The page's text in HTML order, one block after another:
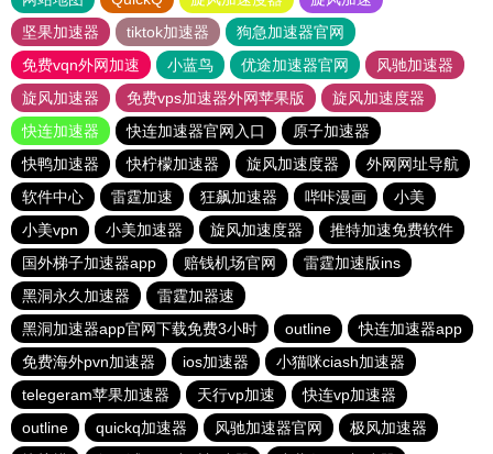
坚果加速器
tiktok加速器
狗急加速器官网
免费vqn外网加速
小蓝鸟 优途加速器官网
风驰加速器
旋风加速器
免费vps加速器外网苹果版
旋风加速度器
快连加速器
快连加速器官网入口
原子加速器
快鸭加速器
快柠檬加速器 旋风加速度器
外网网址导航
软件中心
雷霆加速 狂飙加速器 哔咔漫画
小美
小美vpn
小美加速器 旋风加速度器
推特加速免费软件
国外梯子加速器app
赔钱机场官网
雷霆加速版ins
黑洞永久加速器
雷霆加器速
黑洞加速器app官网下载免费3小时
outline
快连加速器app
免费海外pvn加速器
ios加速器
小猫咪ciash加速器
telegeram苹果加速器
天行vp加速
快连vp加速器
outline
quickq加速器 风驰加速器官网
极风加速器